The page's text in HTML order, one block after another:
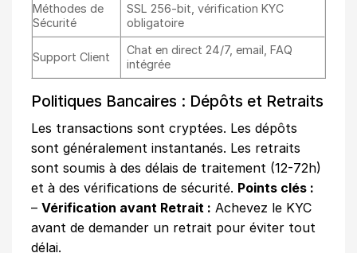
Méthodes de
Sécurité
SSL 256-bit, vérification KYC
obligatoire
Support Client
Chat en direct 24/7, email, FAQ
intégrée
Politiques Bancaires : Dépôts et Retraits
Les transactions sont cryptées. Les dépôts
sont généralement instantanés. Les retraits
sont soumis à des délais de traitement (12-72h)
et à des vérifications de sécurité. Points clés :
– Vérification avant Retrait : Achevez le KYC
avant de demander un retrait pour éviter tout
délai.